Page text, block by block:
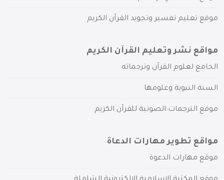
موقع تعليم تفسير وتجويد القرآن الكريم
مواقع نشر وتعليم القرآن الكريم
الجامع لعلوم القرآن وترجماته
السنة النبوية وعلومها
موقع الترجمات الصوتية للقرآن الكريم
مواقع تطوير مهارات الدعاة
موقع مهارات الدعوة